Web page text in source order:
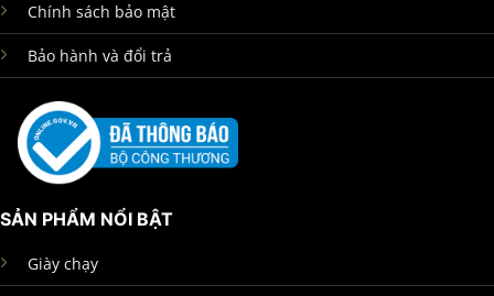
Chính sách bảo mật
Bảo hành và đổi trả
SẢN PHẨM NỔI BẬT
Giày chạy